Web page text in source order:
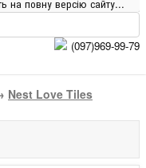
на повну версію сайту...
(097)969-99-79
Nest Love Tiles